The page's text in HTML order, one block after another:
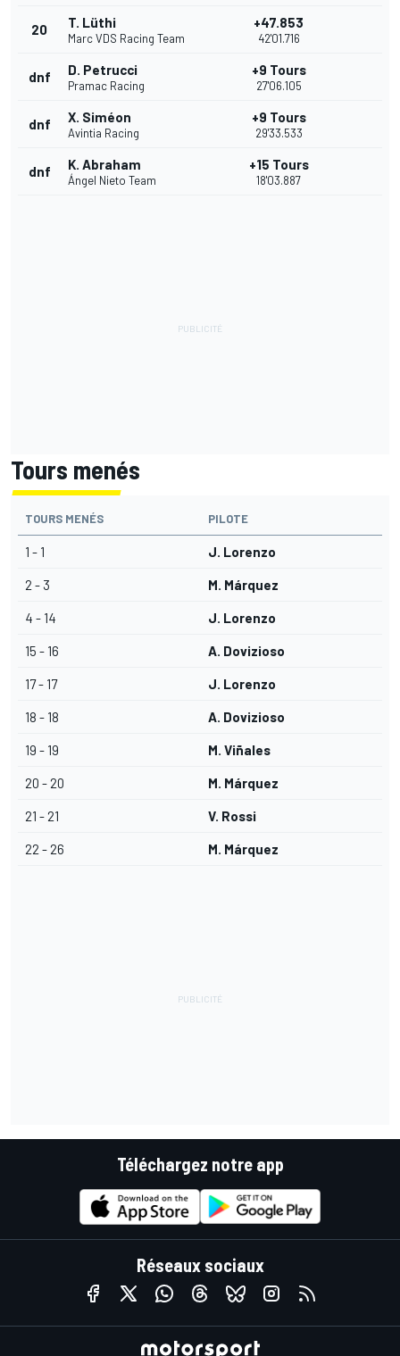
20 T. Lüthi
Marc VDS Racing Team
+47.853
42'01.716
dnf D. Petrucci
Pramac Racing
+9 Tours
27'06.105
dnf X. Siméon
Avintia Racing
+9 Tours
29'33.533
dnf K. Abraham
Ángel Nieto Team
+15 Tours
18'03.887
Tours menés
TOURS MENÉS PILOTE
1 - 1 J. Lorenzo
2 - 3 M. Márquez
4 - 14 J. Lorenzo
15 - 16 A. Dovizioso
17 - 17 J. Lorenzo
18 - 18 A. Dovizioso
19 - 19 M. Viñales
20 - 20 M. Márquez
21 - 21 V. Rossi
22 - 26 M. Márquez
Téléchargez notre app
Réseaux sociaux